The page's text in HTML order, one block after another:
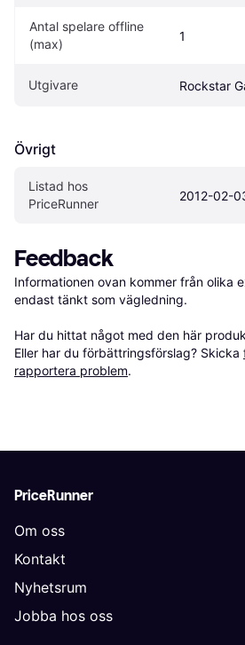
Antal spelare offline
(max)
1
Utgivare Rockstar
Övrigt
Listad hos
PriceRunner
2012-02-
Feedback
Informationen ovan kommer från olika
endast tänkt som vägledning.
Har du hittat något med den här
Eller har du förbättringsförslag? Skicka
rapportera problem.
PriceRunner
Om oss
Kontakt
Nyhetsrum
Jobba hos oss